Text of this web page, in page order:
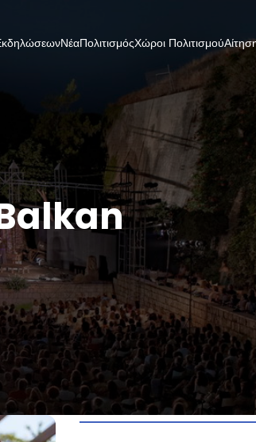
ΝέαΠολιτισμόςΧώροι Πολιτισμού
Balkan